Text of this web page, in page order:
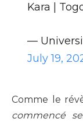
Kara |
—
July 19,
Comme le
commencé